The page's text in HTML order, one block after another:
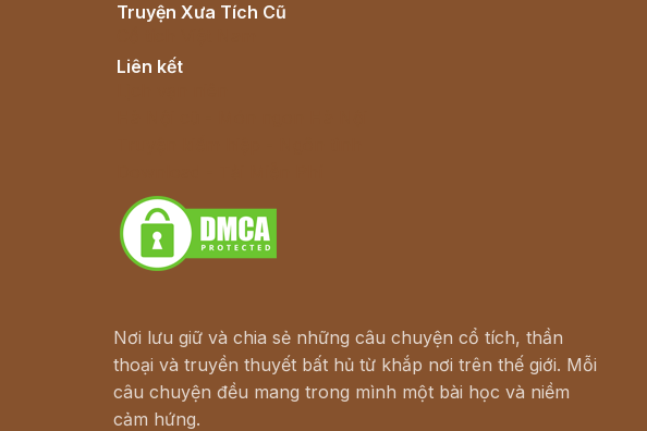
Truyện Xưa Tích Cũ
Liên kết
Nơi lưu giữ và chia sẻ những câu chuyện cổ tích, thần
thoại và truyền thuyết bất hủ từ khắp nơi trên thế giới. Mỗi
câu chuyện đều mang trong mình một bài học và niềm
cảm hứng.